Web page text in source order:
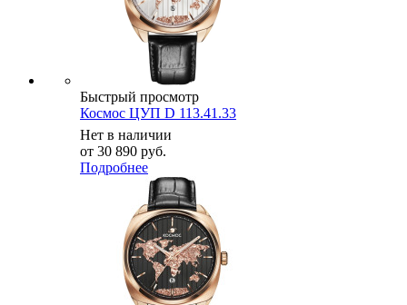
Быстрый просмотр
Космос ЦУП D 113.41.33
Нет в наличии
от 30 890 руб.
Подробнее